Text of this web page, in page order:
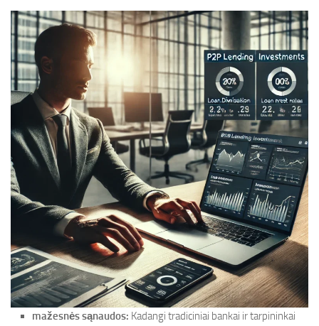
mažesnės sąnaudos: Kadangi tradiciniai bankai ir tarpininkai